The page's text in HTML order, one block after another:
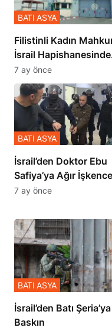
Filistinli Kadın
İsrail
Zulmü Anlattı
BATI ASYA
7 ay önce
İsrail’den Doktor Ebu
Safiya’ya Ağır İşkence
BATI ASYA
7 ay önce
​​​​​​​İsrail’den Batı Şeria’ya
Baskın
BATI ASYA